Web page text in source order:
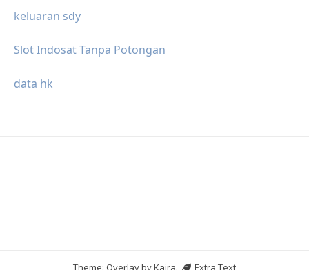
keluaran sdy
Slot Indosat Tanpa Potongan
data hk
Theme: Overlay byKaira. Extra Text